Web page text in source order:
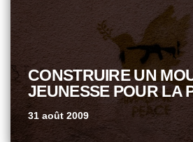
CONSTRUIRE UN
JEUNESSE POUR LA
31 août 2009